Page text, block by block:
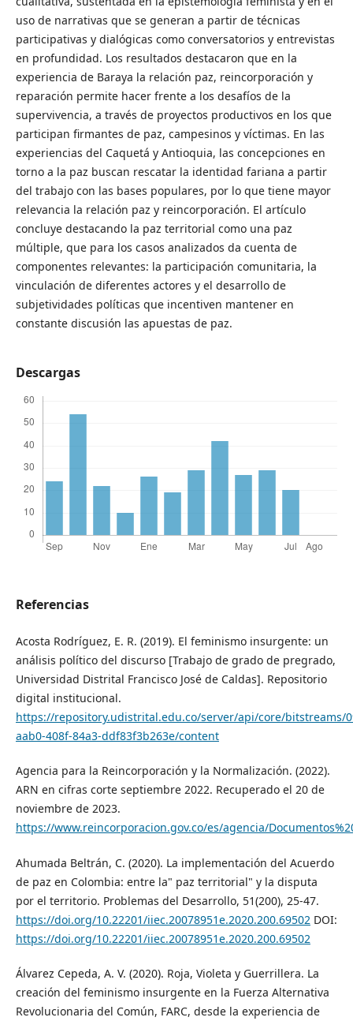
uso de narrativas que se generan a partir de técnicas
participativas y dialógicas como conversatorios y entrevistas
en profundidad. Los resultados destacaron que en la
experiencia de Baraya la relación paz, reincorporación y
reparación permite hacer frente a los desafíos de la
supervivencia, a través de proyectos productivos en los que
participan firmantes de paz, campesinos y víctimas. En las
experiencias del Caquetá y Antioquia, las concepciones en
torno a la paz buscan rescatar la identidad fariana a partir
del trabajo con las bases populares, por lo que tiene mayor
relevancia la relación paz y reincorporación. El artículo
concluye destacando la paz territorial como una paz
múltiple, que para los casos analizados da cuenta de
componentes relevantes: la participación comunitaria, la
vinculación de diferentes actores y el desarrollo de
subjetividades políticas que incentiven mantener en
constante discusión las apuestas de paz.
Descargas
Referencias
Acosta Rodríguez, E. R. (2019). El feminismo insurgente: un
análisis político del discurso [Trabajo de grado de pregrado,
Universidad Distrital Francisco José de Caldas]. Repositorio
digital institucional.
https://repository.udistrital.edu.co/server/api/core/bitstreams/
aab0-408f-84a3-ddf83f3b263e/content
Agencia para la Reincorporación y la Normalización. (2022).
ARN en cifras corte septiembre 2022. Recuperado el 20 de
noviembre de 2023.
https://www.reincorporacion.gov.co/es/agencia/
Ahumada Beltrán, C. (2020). La implementación del Acuerdo
de paz en Colombia: entre la" paz territorial" y la disputa
por el territorio. Problemas del Desarrollo, 51(200), 25-47.
https://doi.org/10.22201/iiec.20078951e.2020.200.69502 DOI:
https://doi.org/10.22201/iiec.20078951e.2020.200.69502
Álvarez Cepeda, A. V. (2020). Roja, Violeta y Guerrillera. La
creación del feminismo insurgente en la Fuerza Alternativa
Revolucionaria del Común, FARC, desde la experiencia de